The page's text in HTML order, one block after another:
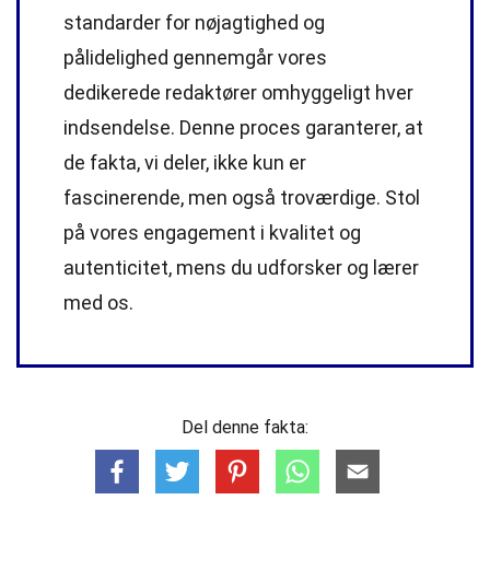
standarder for nøjagtighed og
pålidelighed gennemgår vores
dedikerede redaktører omhyggeligt hver
indsendelse. Denne proces garanterer, at
de fakta, vi deler, ikke kun er
fascinerende, men også troværdige. Stol
på vores engagement i kvalitet og
autenticitet, mens du udforsker og lærer
med os.
Del denne fakta: